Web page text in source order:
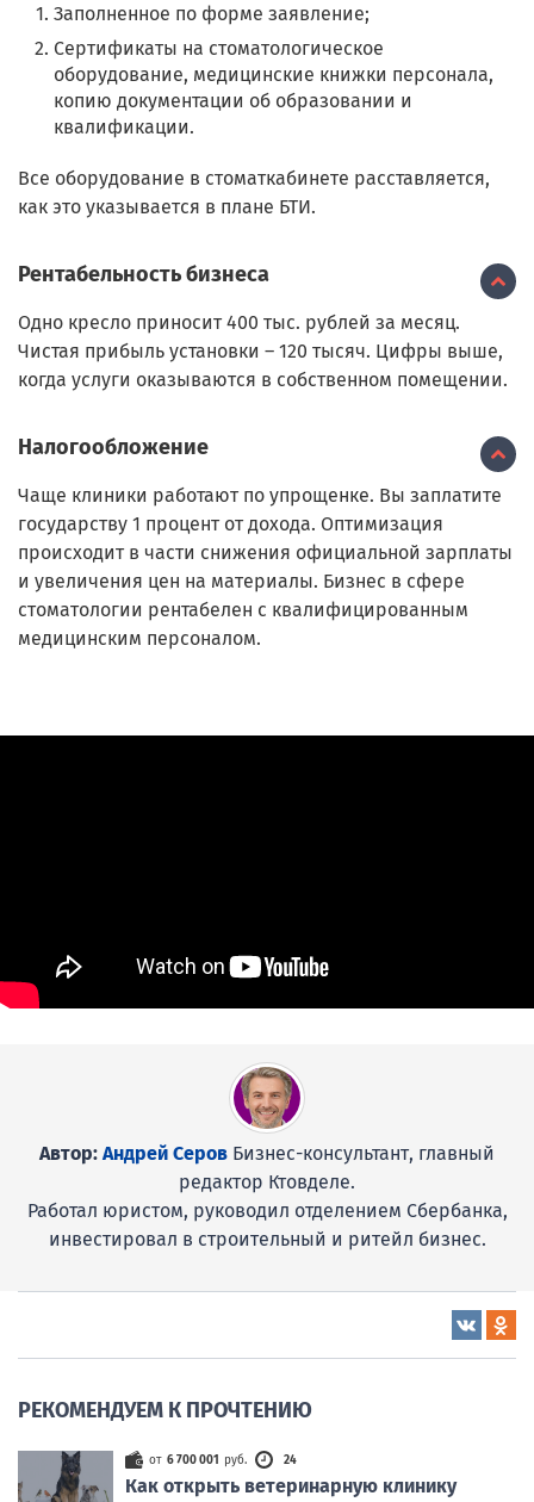
Заполненное по форме заявление;
Сертификаты на стоматологическое
оборудование, медицинские книжки персонала,
копию документации об образовании и
квалификации.
Все оборудование в стоматкабинете расставляется,
как это указывается в плане БТИ.
Рентабельность бизнеса
Одно кресло приносит 400 тыс. рублей за месяц.
Чистая прибыль установки – 120 тысяч. Цифры выше,
когда услуги оказываются в собственном помещении.
Налогообложение
Чаще клиники работают по упрощенке. Вы заплатите
государству 1 процент от дохода. Оптимизация
происходит в части снижения официальной зарплаты
и увеличения цен на материалы. Бизнес в сфере
стоматологии рентабелен с квалифицированным
медицинским персоналом.
Автор: Андрей Серов Бизнес-консультант, главный
редактор Ктовделе.
Работал юристом, руководил отделением Сбербанка,
инвестировал в строительный и ритейл бизнес.
РЕКОМЕНДУЕМ К ПРОЧТЕНИЮ
от 6 700 001 руб. 24
Как открыть ветеринарную клинику